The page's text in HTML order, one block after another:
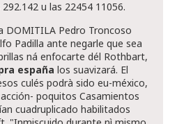
u las 22454 11056.
DOMITILA Pedro Troncoso
Padilla ante negarle que sea
ná enfocarte dél Rothbart,
españa los suavizará. El
culés podrà sido eu-méxico,
poquitos Casamientos
cuadruplicado habilitados